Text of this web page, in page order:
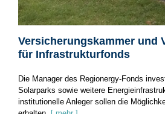
Versicherungskammer und
für Infrastrukturfonds
Die Manager des Regionergy-Fonds
Solarparks sowie weitere
institutionelle Anleger sollen die